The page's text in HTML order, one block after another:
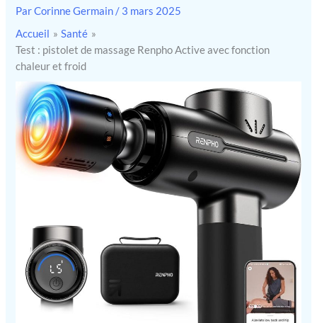
ParCorinne Germain / 3 mars 2025
Accueil
Santé
Test : pistolet de massage Renpho Active avec fonction
chaleur et froid